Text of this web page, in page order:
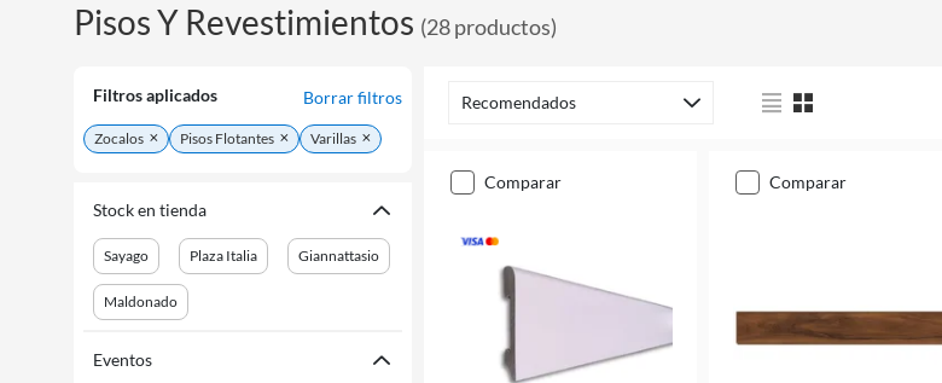
Pisos Y Revestimientos (28productos)
Filtros aplicados Borrar filtros
Zocalos Pisos Flotantes Varillas
Stock en tienda
Sayago Plaza Italia Giannattasio
Maldonado
Eventos
Recomendados
comparar comparar